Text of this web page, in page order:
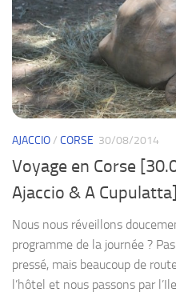
AJACCIO/ CORSE 30/08/2014
Voyage en Corse
Ajaccio & A Cupulatta]
Nous nous réveillons
programme de la journée ?
pressé, mais beaucoup de
l’hôtel et nous passons par